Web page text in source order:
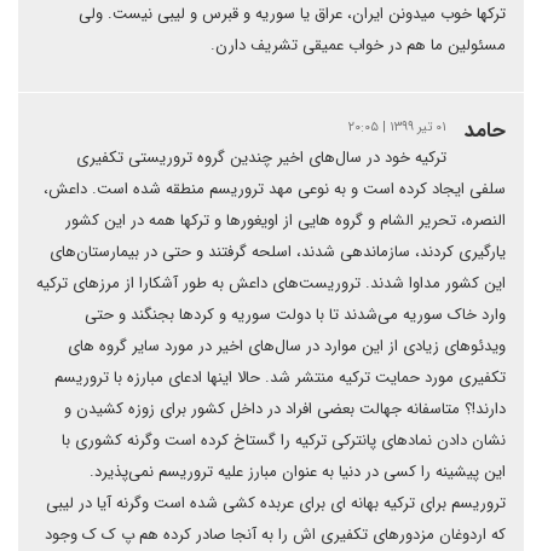
ترکها خوب میدونن ایران، عراق یا سوریه و قبرس و لیبی نیست. ولی
مسئولین ما هم در خواب عمیقی تشریف دارن.
حامد ۰۱ تیر ۱۳۹۹ | ۲۰:۰۵
ترکیه خود در سال‌های اخیر چندین گروه تروریستی تکفیری
سلفی ایجاد کرده است و به نوعی مهد تروریسم منطقه شده است. داعش،
النصره، تحریر الشام و گروه هایی از اویغورها و ترکها همه در این کشور
یارگیری کردند، سازماندهی شدند، اسلحه گرفتند و حتی در بیمارستان‌های
این کشور مداوا شدند. تروریست‌های داعش به طور آشکارا از مرزهای ترکیه
وارد خاک سوریه می‌شدند تا با دولت سوریه و کردها بجنگند و حتی
ویدئوهای زیادی از این موارد در سال‌های اخیر در مورد سایر گروه های
تکفیری مورد حمایت ترکیه منتشر شد. حالا اینها ادعای مبارزه با تروریسم
دارند!؟ متاسفانه جهالت بعضی افراد در داخل کشور برای زوزه کشیدن و
نشان دادن نمادهای پانترکی ترکیه را گستاخ کرده است وگرنه کشوری با
این پیشینه را کسی در دنیا به عنوان مبارز علیه تروریسم نمی‌پذیرد.
تروریسم برای ترکیه بهانه ای برای عربده کشی شده است وگرنه آیا در لیبی
که اردوغان مزدورهای تکفیری اش را به آنجا صادر کرده هم پ ک ک وجود